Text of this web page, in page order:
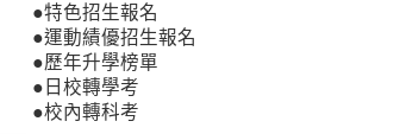
●特色招生報名
●運動績優招生報名
●歷年升學榜單
●日校轉學考
●校內轉科考